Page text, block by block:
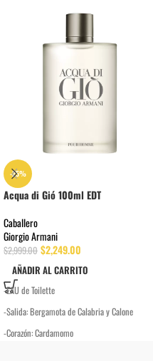
-25%
Acqua di Gió 100ml EDT
Caballero
Giorgio Armani
$2,999.00 $2,249.00
AÑADIR AL CARRITO
-EAU de Toilette
-Salida: Bergamota de Calabria y Calone
-Corazón: Cardamomo